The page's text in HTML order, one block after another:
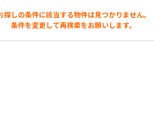
探しの条件に該当する物件は見つかりません。
条件を変更して再検索をお願いします。